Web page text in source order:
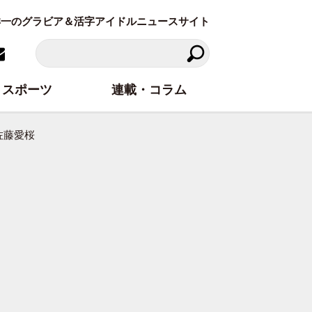
のグラビア＆活字アイドルニュースサイト
藤愛桜
スポーツ 連載・コラム